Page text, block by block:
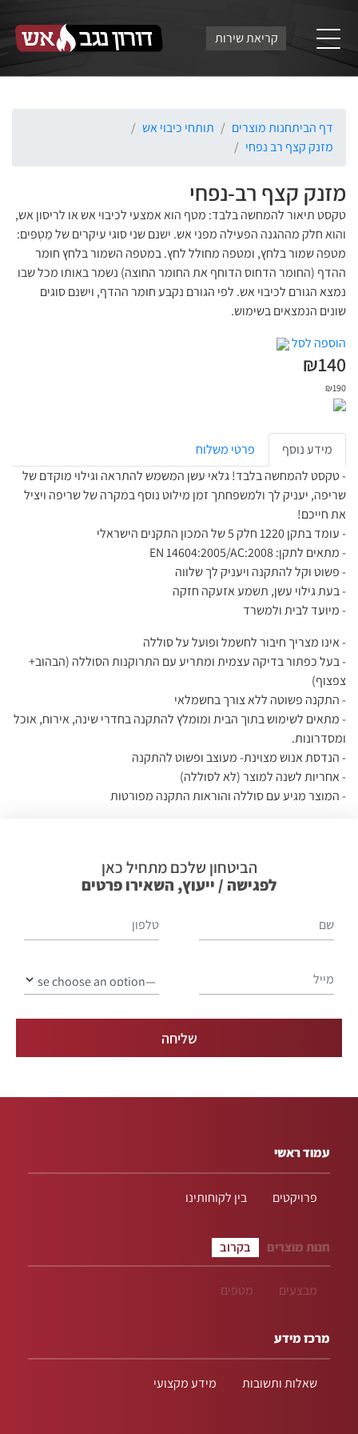
קריאת שירות
דף הביתחנות מוצרים
תותחי כיבוי אש
מזנק קצף רב נפחי
מזנק קצף רב-נפחי
טקסט תיאור להמחשה בלבד: מטף הוא אמצעי לכיבוי אש או לריסון אש,
והוא חלק מההגנה הפעילה מפני אש. ישנם שני סוגי עיקרים של מַטְפִּים:
מטפה שמור בלחץ, ומטפה מחולל לחץ. במטפה השמור בלחץ חומר
ההדף (החומר הדחוס הדוחף את החומר החוצה) נשמר באותו מכל שבו
נמצא הגורם לכיבוי אש. לפי הגורם נקבע חומר ההדף, וישנם סוגים
שונים הנמצאים בשימוש.
הוספה לסל
₪140
₪190
מידע נוסף
פרטי משלוח
- טקסט להמחשה בלבד! גלאי עשן המשמש להתראה וגילוי מוקדם של
שריפה, יעניק לך ולמשפחתך זמן מילוט נוסף במקרה של שריפה ויציל
את חייכם!
- עומד בתקן 1220 חלק 5 של המכון התקנים הישראלי
- מתאים לתקן: EN 14604:2005/AC:2008
- פשוט וקל להתקנה ויעניק לך שלווה
- בעת גילוי עשן, תשמע אזעקה חזקה
- מיועד לבית ולמשרד
- אינו מצריך חיבור לחשמל ופועל על סוללה
- בעל כפתור בדיקה עצמית ומתריע עם התרוקנות הסוללה (הבהוב+
צפצוף)
- התקנה פשוטה ללא צורך בחשמלאי
- מתאים לשימוש בתוך הבית ומומלץ להתקנה בחדרי שינה, אירוח, אוכל
ומסדרונות.
- הנדסת אנוש מצוינת- מעוצב ופשוט להתקנה
- אחריות לשנה למוצר (לא לסוללה)
- המוצר מגיע עם סוללה והוראות התקנה מפורטות
הביטחון שלכם מתחיל כאן
לפגישה / ייעוץ, השאירו פרטים
עמוד ראשי
פרויקטים בין לקוחותינו
חנות מוצרים בקרוב
מבצעים מטפים
מרכז מידע
שאלות ותשובות מידע מקצועי